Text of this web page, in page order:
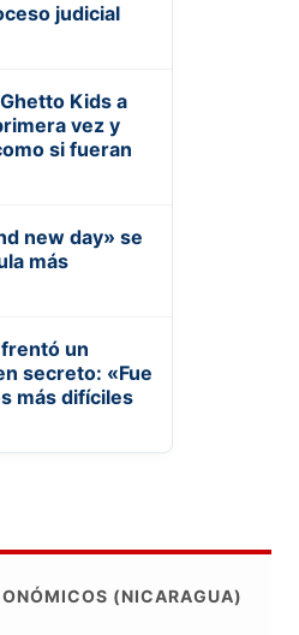
judicial
Kids a
vez y
si fueran
new day» se
más
un
secreto: «Fue
más difíciles
(NICARAGUA)